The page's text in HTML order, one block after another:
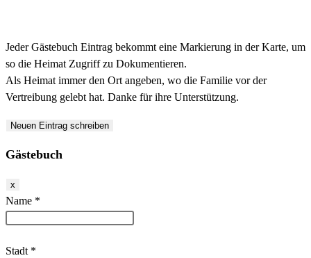
Jeder Gästebuch Eintrag bekommt eine Markierung in der Karte, um
so die Heimat Zugriff zu Dokumentieren.
Als Heimat immer den Ort angeben, wo die Familie vor der
Vertreibung gelebt hat. Danke für ihre Unterstützung.
Gästebuch
x
Formular
ausblenden
Name *
Stadt *